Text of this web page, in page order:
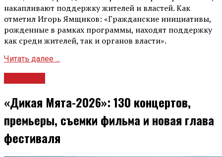
накапливают поддержку жителей и властей. Как
отметил Игорь Ямщиков: «Гражданские инициативы,
рожденные в рамках программы, находят поддержку
как среди жителей, так и органов власти».
Читать далее ...
«Дикая Мята-2026»: 130 концертов,
премьеры, съемки фильма и новая глава
фестиваля